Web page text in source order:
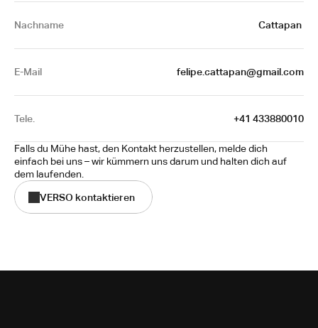
Nachname Cattapan
E-Mail felipe.cattapan@gmail.com
Tele. +41 433880010
Falls du Mühe hast, den Kontakt herzustellen, melde dich
einfach bei uns – wir kümmern uns darum und halten dich auf
dem laufenden.
VERSO kontaktieren